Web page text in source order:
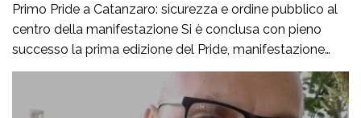
Primo Pride a Catanzaro: sicurezza e ordine pubblico al
centro della manifestazione Si è conclusa con pieno
successo la prima edizione del Pride, manifestazione
accompagnata da un ricco programma di eventi
collaterali, tra cui AperiPride, presentazioni di libri, incontri
culturali, dibattiti, talk e momenti di confronto ospitati a